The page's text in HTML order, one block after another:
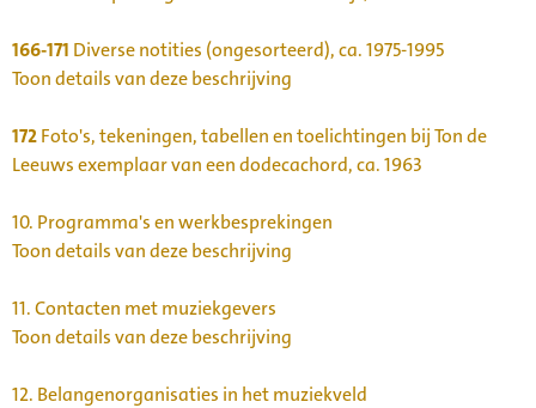
166-171 Diverse notities (ongesorteerd), ca. 1975-1995
Toon details van deze beschrijving
172Foto's, tekeningen, tabellen en toelichtingen bij Ton de
Leeuws exemplaar van een dodecachord, ca. 1963
10. Programma's en werkbesprekingen
Toon details van deze beschrijving
11.Contacten met muziekgevers
Toon details van deze beschrijving
12. Belangenorganisaties in het muziekveld